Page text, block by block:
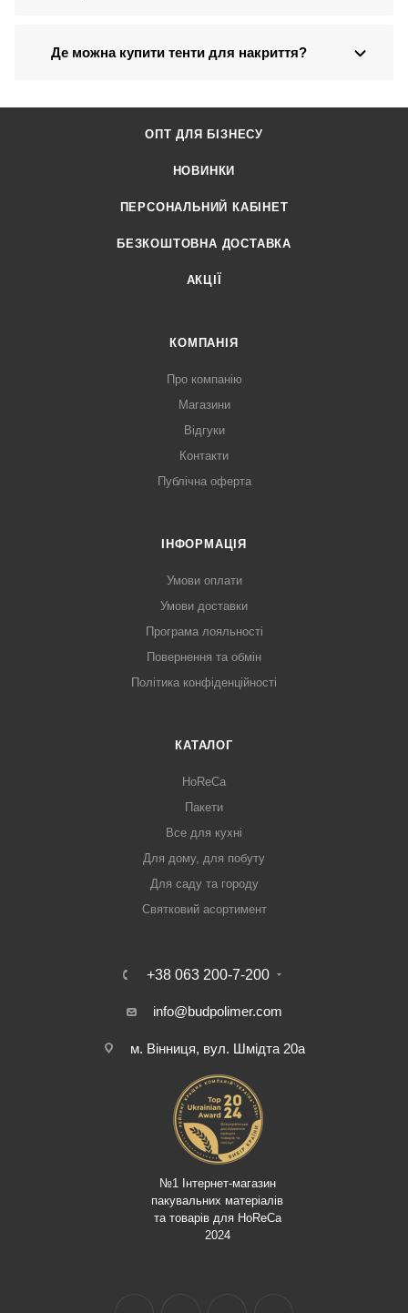
Де можна купити тенти для накриття?
ОПТ ДЛЯ БІЗНЕСУ
НОВИНКИ
ПЕРСОНАЛЬНИЙ КАБІНЕТ
БЕЗКОШТОВНА ДОСТАВКА
АКЦІЇ
КОМПАНІЯ
Про компанію
Магазини
Відгуки
Контакти
Публічна оферта
ІНФОРМАЦІЯ
Умови оплати
Умови доставки
Програма лояльності
Повернення та обмін
Політика конфіденційності
КАТАЛОГ
HoReCa
Пакети
Все для кухні
Для дому, для побуту
Для саду та городу
Святковий асортимент
+38 063 200-7-200
info@budpolimer.com
м. Вінниця, вул. Шмідта 20а
№1 Інтернет-магазин
пакувальних матеріалів
та товарів для HoReCa
2024